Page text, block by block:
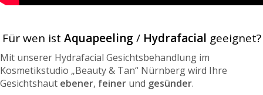
Für wen ist Aquapeeling / Hydrafacial geeignet?
Mit unserer Hydrafacial Gesichtsbehandlung im
Kosmetikstudio „Beauty & Tan“ Nürnberg wird Ihre
Gesichtshaut ebener, feiner und gesünder.